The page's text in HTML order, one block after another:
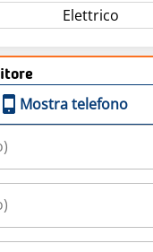
Elettrico
Mostra telefono